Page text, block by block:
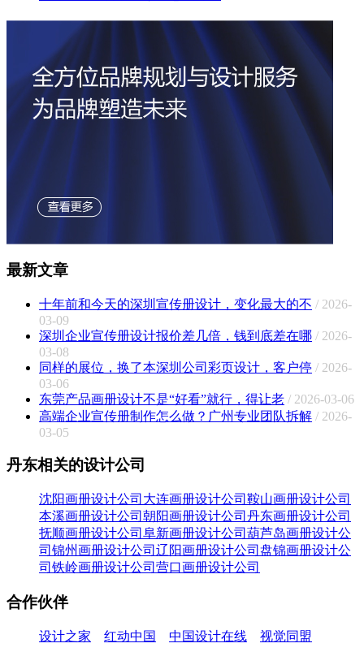
最新文章
十年前和今天的深圳宣传册设计，变化最大的不 / 2026-
03-09
深圳企业宣传册设计报价差几倍，钱到底差在哪 / 2026-
03-08
同样的展位，换了本深圳公司彩页设计，客户停 / 2026-
03-06
东莞产品画册设计不是“好看”就行，得让老 / 2026-03-06
高端企业宣传册制作怎么做？广州专业团队拆解 / 2026-
03-05
丹东相关的设计公司
沈阳画册设计公司 大连画册设计公司 鞍山画册设计公司
本溪画册设计公司 朝阳画册设计公司 丹东画册设计公司
抚顺画册设计公司 阜新画册设计公司 葫芦岛画册设计公
司 锦州画册设计公司 辽阳画册设计公司 盘锦画册设计公
司 铁岭画册设计公司 营口画册设计公司
合作伙伴
设计之家 红动中国 中国设计在线 视觉同盟